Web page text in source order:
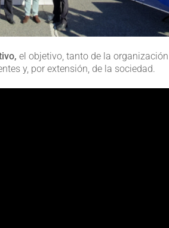
el objetivo, tanto de la
y, por extensión, de la sociedad.